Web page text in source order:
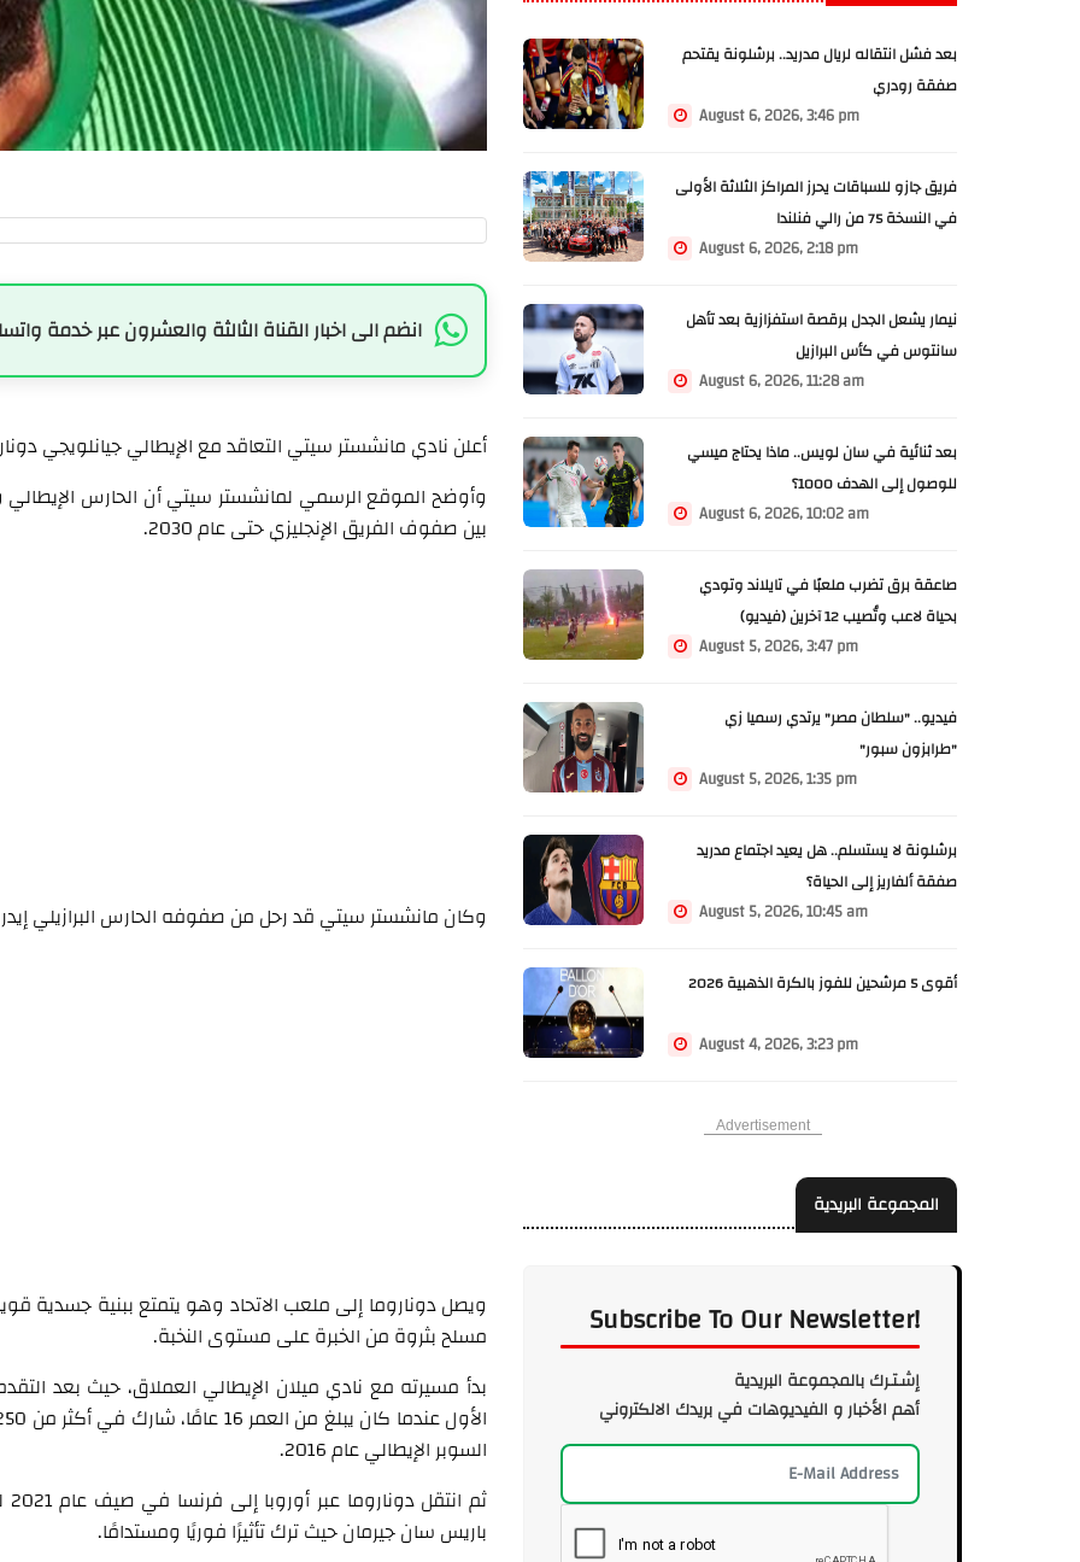
انضم الى اخبار القناة الثالثة والعشرون عبر خدمة
أعلن نادي مانشستر سيتي التعاقد مع الإيطالي جيانلويجي
بين صفوف الفريق الإنجليزي حتى عام 2030.
وكان مانشستر سيتي قد رحل من صفوفه الحارس البرازيلي
مسلح بثروة من الخبرة على مستوى النخبة.
بدأ مسيرته مع نادي ميلان الإيطالي العملاق، حيث بعد
السوبر الإيطالي عام 2016.
باريس سان جيرمان حيث ترك تأثيرًا فوريًا ومستدامًا.
بعد فشل انتقاله لريال مدريد.. برشلونة يقتحم
صفقة رودري
August 6, 2026, 3:46 pm
فريق جازو للسباقات يحرز المراكز الثلاثة الأولى
في النسخة 75 من رالي فنلندا
August 6, 2026, 2:18 pm
نيمار يشعل الجدل برقصة استفزازية بعد تأهل
سانتوس في كأس البرازيل
August 6, 2026, 11:28 am
بعد ثنائية في سان لويس.. ماذا يحتاج ميسي
للوصول إلى الهدف 1000؟
August 6, 2026, 10:02 am
صاعقة برق تضرب ملعبًا في تايلاند وتودي
بحياة لاعب وتُصيب 12 آخرين (فيديو)
August 5, 2026, 3:47 pm
فيديو.. "سلطان مصر" يرتدي رسميا زي
"طرابزون سبور"
August 5, 2026, 1:35 pm
برشلونة لا يستسلم.. هل يعيد اجتماع مدريد
صفقة ألفاريز إلى الحياة؟
August 5, 2026, 10:45 am
أقوى 5 مرشحين للفوز بالكرة الذهبية 2026
August 4, 2026, 3:23 pm
Advertisement
المجموعة البريدية
Subscribe To Our Newsletter!
إشـتـرك بالمجموعة البريدية
أهم الأخبار و الفيديوهات في بريدك الالكتروني